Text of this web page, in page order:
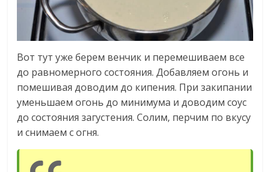
Вот тут уже берем венчик и перемешиваем все
до равномерного состояния. Добавляем огонь и
помешивая доводим до кипения. При закипании
уменьшаем огонь до минимума и доводим соус
до состояния загустения. Солим, перчим по вкусу
и снимаем с огня.